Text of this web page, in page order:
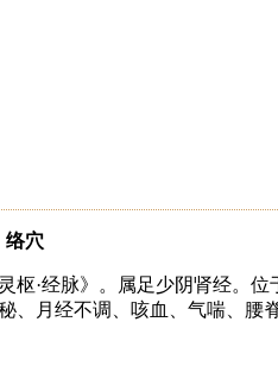
络穴
枢·经脉》。属足少阴肾经。
、月经不调、咳血、气喘、腰